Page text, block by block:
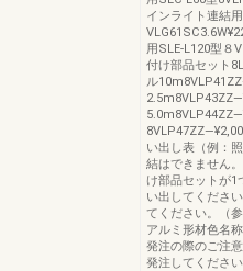
インライト連結
用SLE-L120型８
付け部品セット
ル
い出し表（例：
結はできません
け部品セットが1
い出してくださ
てください。（
アルミ形材色名
発注の際のご注
発注してくださ